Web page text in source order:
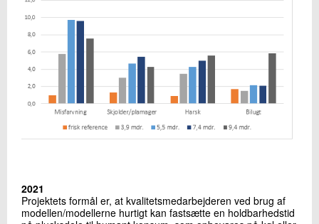
2021
Projektets formål er, at kvalitetsmedarbejderen ved brug af
modellen/modellerne hurtigt kan fastsætte en holdbarhedstid